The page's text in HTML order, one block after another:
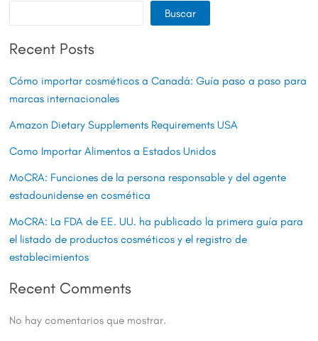
Buscar
Recent Posts
Cómo importar cosméticos a Canadá: Guía paso a paso para
marcas internacionales
Amazon Dietary Supplements Requirements USA
Como Importar Alimentos a Estados Unidos
MoCRA: Funciones de la persona responsable y del agente
estadounidense en cosmética
MoCRA: La FDA de EE. UU. ha publicado la primera guía para
el listado de productos cosméticos y el registro de
establecimientos
Recent Comments
No hay comentarios que mostrar.